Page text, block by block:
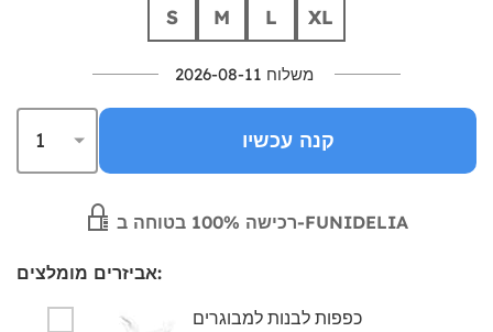
S M L XL
משלוח 2026-08-11
קנה עכשיו
רכישה 100% בטוחה ב-FUNIDELIA
אביזרים מומלצים:
כפפות לבנות למבוגרים